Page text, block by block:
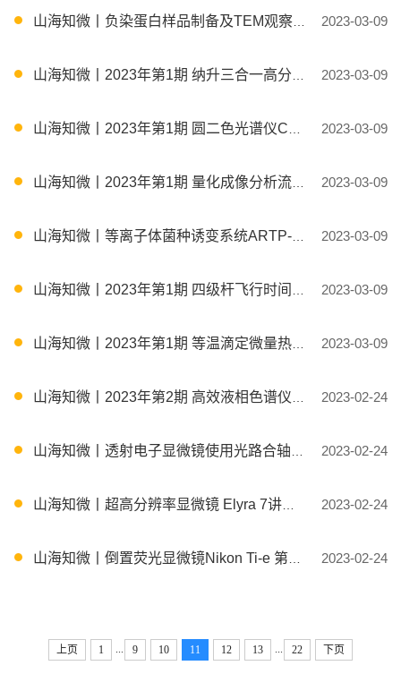
2023-03-09
山海知微丨负染蛋白样品制备及TEM观察培训
2023-03-09
山海知微丨2023年第1期 纳升三合一高分辨蛋白组数据分析培训-Thermo Proteome Discoverer
2023-03-09
山海知微丨2023年第1期 圆二色光谱仪CD操作培训 ----液体样品测定圆二色光谱
2023-03-09
山海知微丨2023年第1期 量化成像分析流式细胞仪理论实操与数据分析培训
2023-03-09
山海知微丨等离子体菌种诱变系统ARTP-Ⅱ日常操作培训
2023-03-09
山海知微丨2023年第1期 四级杆飞行时间高分辨质谱数据分析培训-布鲁克DataAnalysis
2023-03-09
山海知微丨2023年第1期 等温滴定微量热仪ITC日常操作培训
2023-02-24
山海知微丨2023年第2期 高效液相色谱仪HPLC 日常操作培训
2023-02-24
山海知微丨透射电子显微镜使用光路合轴、像散调节等项目培训
2023-02-24
山海知微丨超高分辨率显微镜 Elyra 7讲座及上机培训
2023-02-24
山海知微丨倒置荧光显微镜Nikon Ti-e 第3、4、5、6期上机培训
上页 1 9 10 11 12 13 22 下页